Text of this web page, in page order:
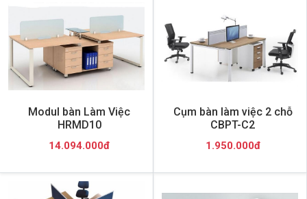
Modul bàn Làm Việc
HRMD10
14.094.000đ
Cụm bàn làm việc 2 chỗ
CBPT-C2
1.950.000đ